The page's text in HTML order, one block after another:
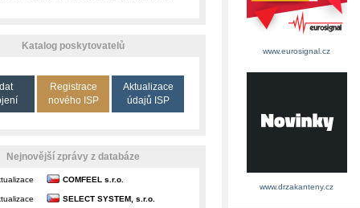
Katalog poskytovatelů
Registrace
nového ISP
Aktualizace
údajů ISP
Nejnovější zprávy z databáze
COMFEEL s.r.o.
SELECT SYSTEM, s.r.o.
www.eurosignal.cz
www.drzakanteny.cz